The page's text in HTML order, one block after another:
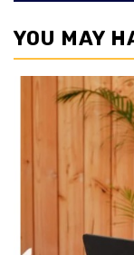
YOU MAY